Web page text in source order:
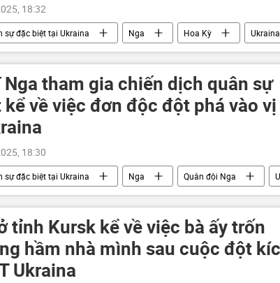
18:32
sự đặc biệt tại Ukraina Nga Hoa Kỳ
Ukraina
ở Ukraina
xung đột quân sự Thế giới
Canada Đại hội đồng Liên Hợp Quốc
Nga tham gia chiến dịch quân sự
về việc đơn độc đột phá vào
18:30
sự đặc biệt tại Ukraina Nga Quân đội Nga
ở Ukraina
xung đột quân sự Thế giới
Chiến sĩ
tỉnh Kursk kể về việc bà ấy trốn
hầm nhà mình sau cuộc đột
Ukraina